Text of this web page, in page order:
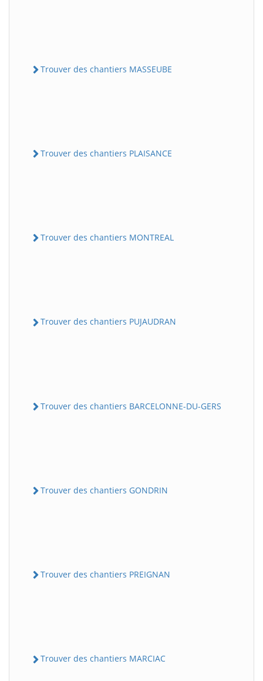
Trouver des chantiers MASSEUBE
Trouver des chantiers PLAISANCE
Trouver des chantiers MONTREAL
Trouver des chantiers PUJAUDRAN
Trouver des chantiers BARCELONNE-DU-GERS
Trouver des chantiers GONDRIN
Trouver des chantiers PREIGNAN
Trouver des chantiers MARCIAC